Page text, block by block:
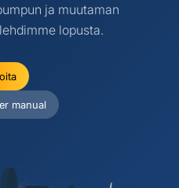
ja muutaman
lopusta.
manual